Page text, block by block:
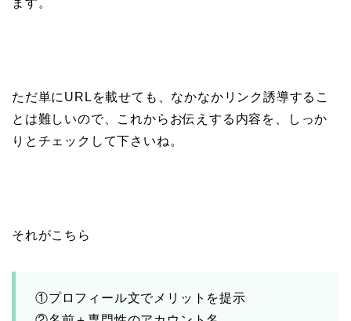
ます。
ただ単にURLを載せても、なかなかリンク誘導するこ
とは難しいので、これからお伝えする内容を、しっか
りとチェックして下さいね。
それがこちら
①プロフィール文でメリットを提示